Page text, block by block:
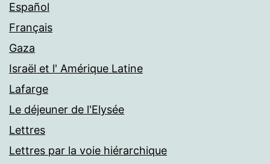
Español
Français
Gaza
Israël et l' Amérique Latine
Lafarge
Le déjeuner de l'Elysée
Lettres
Lettres par la voie hiérarchique